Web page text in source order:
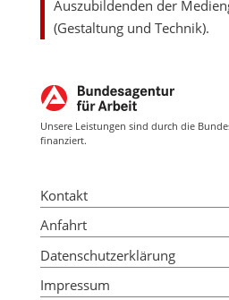
Auszubildenden der
(Gestaltung und Technik).
Unsere Leistungen sind durch die
finanziert.
Kontakt
Anfahrt
Datenschutzerklärung
Impressum